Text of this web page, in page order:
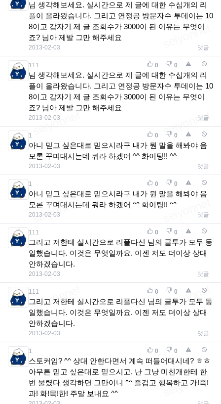
님 생각해보세요. 실시간으로 제 글에 대한 수십개의 리
플이 올라왔습니다. 그리고 연정공 방문자수 투데이는 10
8이고 갑자기 제 글 조회수가 3000이 된 이유는 무엇이
죠? 님아 제발 그만 해주세요
2013-02-03 댓글
111 0 0
님 생각해보세요. 실시간으로 제 글에 대한 수십개의 리
플이 올라왔습니다. 그리고 연정공 방문자수 투데이는 10
8이고 갑자기 제 글 조회수가 3000이 된 이유는 무엇이
죠? 님아 제발 그만 해주세요
2013-02-03 댓글
1 0 0
아니 믿고 싶은대로 믿으시라구 내가 뭔 말을 해봐야 음
모론 꾸며대시는데 뭐라 하겠어 ^^ 화이팅!! ^^
2013-02-03 댓글
1 0 0
아니 믿고 싶은대로 믿으시라구 내가 뭔 말을 해봐야 음
모론 꾸며대시는데 뭐라 하겠어 ^^ 화이팅!! ^^
2013-02-03 댓글
111 0 0
그리고 저한테 실시간으로 리플다신 님의 글투가 모두 동
일했습니다. 이것은 무엇일까요. 이젠 저도 더이상 상대
안하겠습니다.
2013-02-03 댓글
111 0 0
그리고 저한테 실시간으로 리플다신 님의 글투가 모두 동
일했습니다. 이것은 무엇일까요. 이젠 저도 더이상 상대
안하겠습니다.
2013-02-03 댓글
1 0 0
스토커임? ^^ 상대 안한다면서 계속 떠들어대시네? ㅎㅎ
아무튼 믿고 싶은대로 믿으시고. 난 그냥 미친개한테 한
번 물렸다 생각하면 그만이니 ^^ 즐겁고 행복하고 가!족!
과! 화!목!한! 주말 보내요 ^^